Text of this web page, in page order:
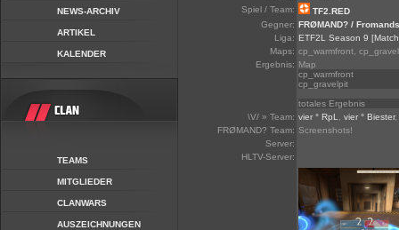
NEWS-ARCHIV
ARTIKEL
KALENDER
TEAMS
MITGLIEDER
CLANWARS
AUSZEICHNUNGEN
Spiel / Team:
TF2.RED
Gegner: FRØMAND? /
Liga: ETF2L Season 9
Maps: cp_warmfront,
Ergebnis: Map
cp_warmfront
cp_gravelpit
totales Ergebnis
\V/ » Team: vier ° RpL vier ° Biester,
FRØMAND? Team: Screenshots!
Server:
HLTV-Server: